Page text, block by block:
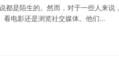
都是陌生的。然而，对于一些人来
看电影还是浏览社交媒体。他们…